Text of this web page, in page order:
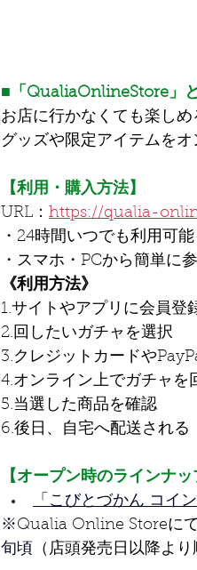
■「QualiaOnlineStore」
お店に行かなくても楽し
グッズや限定アイテムを
【利用・購入方法】
URL： https://qualia-
・24時間いつでも利用可能
・スマホ・PCから簡単に
《利用方法》
1.サイトやアプリに会員登
2.回したいガチャを選択
3.クレジットカードや
4.オンライン上でガチャを
5.当選した商品を確認
6.後日、自宅へ配送される
【オープン時のラインナッ
「こびとづかん コイ
※Qualia Online Storeにて
旬頃（ 店頭発売日以降より